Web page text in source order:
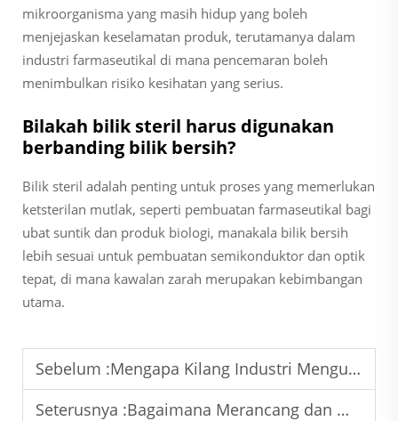
mikroorganisma yang masih hidup yang boleh
menjejaskan keselamatan produk, terutamanya dalam
industri farmaseutikal di mana pencemaran boleh
menimbulkan risiko kesihatan yang serius.
Bilakah bilik steril harus digunakan
berbanding bilik bersih?
Bilik steril adalah penting untuk proses yang memerlukan
ketsterilan mutlak, seperti pembuatan farmaseutikal bagi
ubat suntik dan produk biologi, manakala bilik bersih
lebih sesuai untuk pembuatan semikonduktor dan optik
tepat, di mana kawalan zarah merupakan kebimbangan
utama.
Sebelum :Mengapa Kilang Industri Mengutamakan Peralatan Pemulihan Haba Udara-ke-Udara yang Boleh Dipercayai?
Seterusnya :Bagaimana Merancang dan Merancang Makmal PCR Piawai dengan Sistem HVAC?